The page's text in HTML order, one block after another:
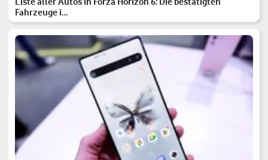
Fahrzeuge i…